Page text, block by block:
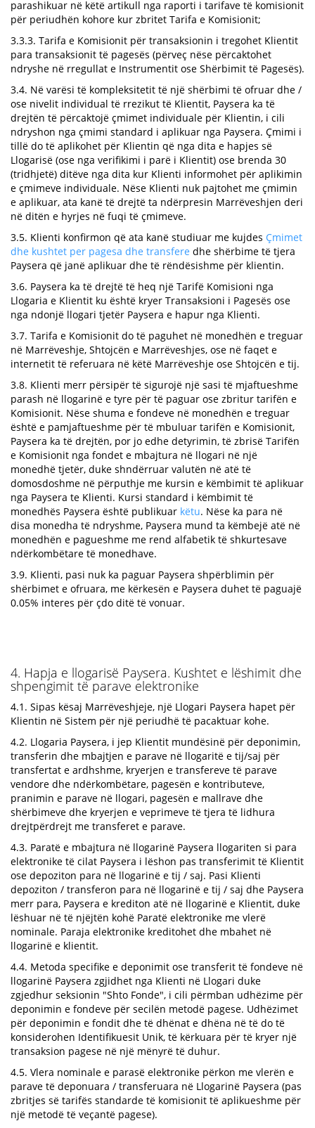
parashikuar në këtë artikull nga raporti i tarifave të komisionit
për periudhën kohore kur zbritet Tarifa e Komisionit;
3.3.3. Tarifa e Komisionit për transaksionin i tregohet Klientit
para transaksionit të pagesës (përveç nëse përcaktohet
ndryshe në rregullat e Instrumentit ose Shërbimit të Pagesës).
3.4. Në varësi të kompleksitetit të një shërbimi të ofruar dhe /
ose nivelit individual të rrezikut të Klientit, Paysera ka të
drejtën të përcaktojë çmimet individuale për Klientin, i cili
ndryshon nga çmimi standard i aplikuar nga Paysera. Çmimi i
tillë do të aplikohet për Klientin që nga dita e hapjes së
Llogarisë (ose nga verifikimi i parë i Klientit) ose brenda 30
(tridhjetë) ditëve nga dita kur Klienti informohet për aplikimin
e çmimeve individuale. Nëse Klienti nuk pajtohet me çmimin
e aplikuar, ata kanë të drejtë ta ndërpresin Marrëveshjen deri
në ditën e hyrjes në fuqi të çmimeve.
3.5. Klienti konfirmon që ata kanë studiuar me kujdes Çmimet
dhe kushtet per pagesa dhe transfere dhe shërbime të tjera
Paysera që janë aplikuar dhe të rëndësishme për klientin.
3.6. Paysera ka të drejtë të heq një Tarifë Komisioni nga
Llogaria e Klientit ku është kryer Transaksioni i Pagesës ose
nga ndonjë llogari tjetër Paysera e hapur nga Klienti.
3.7. Tarifa e Komisionit do të paguhet në monedhën e treguar
në Marrëveshje, Shtojcën e Marrëveshjes, ose në faqet e
internetit të referuara në këtë Marrëveshje ose Shtojcën e tij.
3.8. Klienti merr përsipër të sigurojë një sasi të mjaftueshme
parash në llogarinë e tyre për të paguar ose zbritur tarifën e
Komisionit. Nëse shuma e fondeve në monedhën e treguar
është e pamjaftueshme për të mbuluar tarifën e Komisionit,
Paysera ka të drejtën, por jo edhe detyrimin, të zbrisë Tarifën
e Komisionit nga fondet e mbajtura në llogari në një
monedhë tjetër, duke shndërruar valutën në atë të
domosdoshme në përputhje me kursin e këmbimit të aplikuar
nga Paysera te Klienti. Kursi standard i këmbimit të
monedhës Paysera është publikuar këtu. Nëse ka para në
disa monedha të ndryshme, Paysera mund ta këmbejë atë në
monedhën e pagueshme me rend alfabetik të shkurtesave
ndërkombëtare të monedhave.
3.9. Klienti, pasi nuk ka paguar Paysera shpërblimin për
shërbimet e ofruara, me kërkesën e Paysera duhet të paguajë
0.05% interes për çdo ditë të vonuar.
4. Hapja e llogarisë Paysera. Kushtet e lëshimit dhe
shpengimit të parave elektronike
4.1. Sipas kësaj Marrëveshjeje, një Llogari Paysera hapet për
Klientin në Sistem për një periudhë të pacaktuar kohe.
4.2. Llogaria Paysera, i jep Klientit mundësinë për deponimin,
transferin dhe mbajtjen e parave në llogaritë e tij/saj për
transfertat e ardhshme, kryerjen e transfereve të parave
vendore dhe ndërkombëtare, pagesën e kontributeve,
pranimin e parave në llogari, pagesën e mallrave dhe
shërbimeve dhe kryerjen e veprimeve të tjera të lidhura
drejtpërdrejt me transferet e parave.
4.3. Paratë e mbajtura në llogarinë Paysera llogariten si para
elektronike të cilat Paysera i lëshon pas transferimit të Klientit
ose depoziton para në llogarinë e tij / saj. Pasi Klienti
depoziton / transferon para në llogarinë e tij / saj dhe Paysera
merr para, Paysera e krediton atë në llogarinë e Klientit, duke
lëshuar në të njëjtën kohë Paratë elektronike me vlerë
nominale. Paraja elektronike kreditohet dhe mbahet në
llogarinë e klientit.
4.4. Metoda specifike e deponimit ose transferit të fondeve në
llogarinë Paysera zgjidhet nga Klienti në Llogari duke
zgjedhur seksionin "Shto Fonde", i cili përmban udhëzime për
deponimin e fondeve për secilën metodë pagese. Udhëzimet
për deponimin e fondit dhe të dhënat e dhëna në të do të
konsiderohen Identifikuesit Unik, të kërkuara për të kryer një
transaksion pagese në një mënyrë të duhur.
4.5. Vlera nominale e parasë elektronike përkon me vlerën e
parave të deponuara / transferuara në Llogarinë Paysera (pas
zbritjes së tarifës standarde të komisionit të aplikueshme për
një metodë të veçantë pagese).